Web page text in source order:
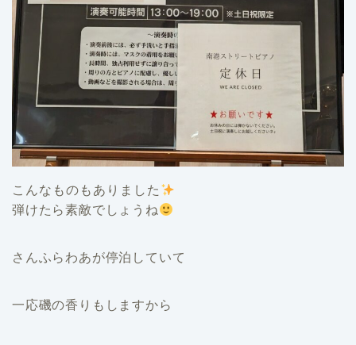
こんなものもありました
弾けたら素敵でしょうね
さんふらわあが停泊していて
一応磯の香りもしますから